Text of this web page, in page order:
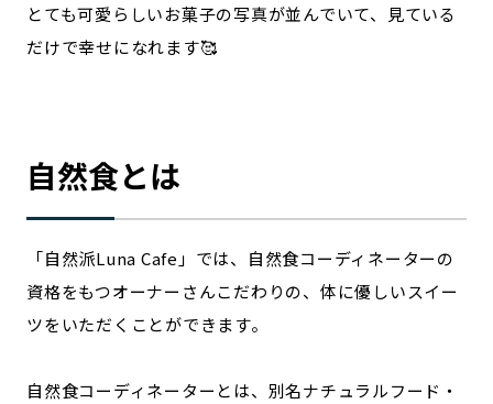
とても可愛らしいお菓子の写真が並んでいて、見ている
だけで幸せになれます🥰
自然食とは
「自然派Luna Cafe」では、自然食コーディネーターの
資格をもつオーナーさんこだわりの、体に優しいスイー
ツをいただくことができます。
自然食コーディネーターとは、別名ナチュラルフード・